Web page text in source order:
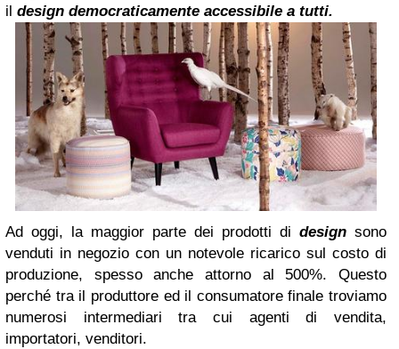
il design democraticamente accessibile a tutti.
Ad oggi, la maggior parte dei prodotti di design sono
venduti in negozio con un notevole ricarico sul costo di
produzione, spesso anche attorno al 500%. Questo
perché tra il produttore ed il consumatore finale troviamo
numerosi intermediari tra cui agenti di vendita,
importatori, venditori.